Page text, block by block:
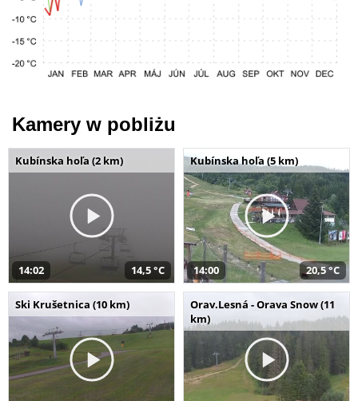
Kamery w pobliżu
Kubínska hoľa (2 km)
14:02 14,5 °C
Kubínska hoľa (5 km)
14:00 20,5 °C
Ski Krušetnica (10 km)
Orav.Lesná - Orava Snow (11
km)